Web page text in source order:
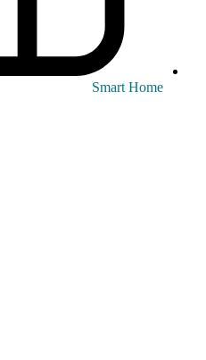
Smart Home